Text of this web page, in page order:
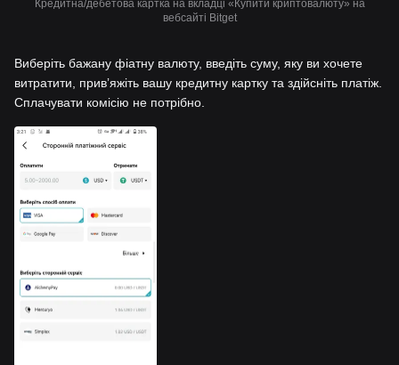
Кредитна/дебетова картка на вкладці «Купити криптовалюту» на
вебсайті Bitget
Виберіть бажану фіатну валюту, введіть суму, яку ви хочете
витратити, привʼяжіть вашу кредитну картку та здійсніть платіж.
Сплачувати комісію не потрібно.